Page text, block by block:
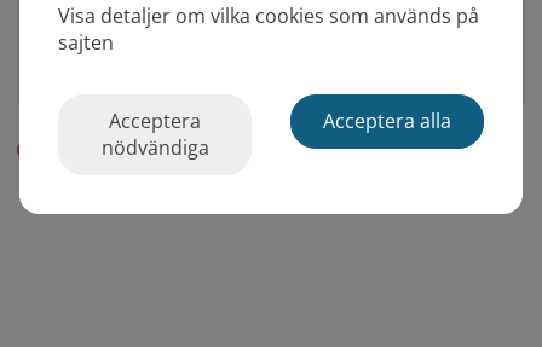
Inte öppen för registrering
Visa detaljer om vilka cookies som används på
sajten
Acceptera
nödvändiga
Acceptera alla